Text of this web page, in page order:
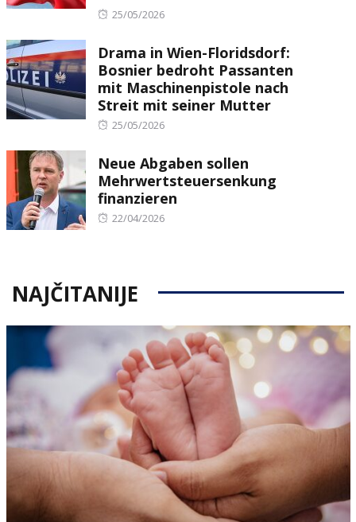
Posted
25/05/2026
Drama in Wien-Floridsdorf:
Bosnier bedroht Passanten
mit Maschinenpistole nach
Streit mit seiner Mutter
Posted
25/05/2026
Neue Abgaben sollen
Mehrwertsteuersenkung
finanzieren
Posted
22/04/2026
NAJČITANIJE